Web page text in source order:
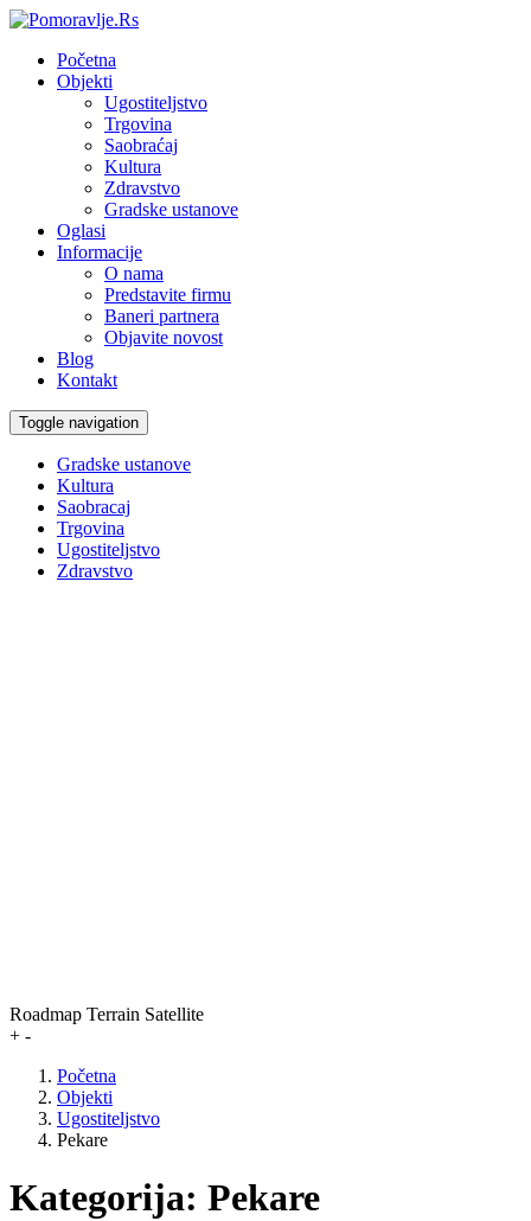
Početna
Objekti
Ugostiteljstvo
Trgovina
Saobraćaj
Kultura
Zdravstvo
Gradske ustanove
Oglasi
Informacije
O nama
Predstavite firmu
Baneri partnera
Objavite novost
Blog
Kontakt
Toggle navigation
Gradske ustanove
Kultura
Saobracaj
Trgovina
Ugostiteljstvo
Zdravstvo
Roadmap Terrain Satellite
+ -
Početna
Objekti
Ugostiteljstvo
Pekare
Kategorija: Pekare